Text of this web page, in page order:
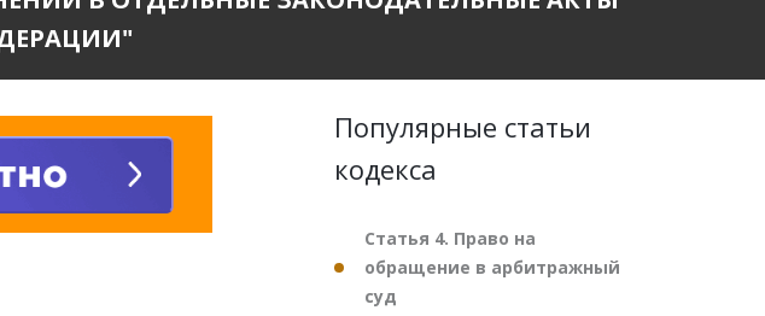
Популярные статьи
кодекса
Статья 4. Право на
обращение в арбитражный
суд